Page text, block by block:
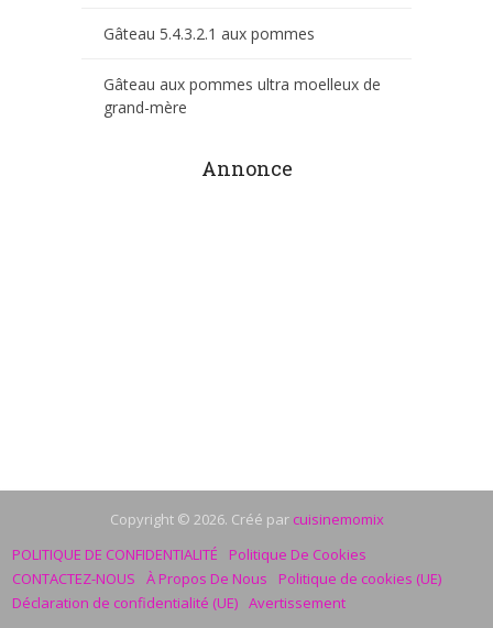
Gâteau 5.4.3.2.1 aux pommes
Gâteau aux pommes ultra moelleux de
grand-mère
Annonce
Copyright © 2026. Créé par cuisinemomix
POLITIQUE DE CONFIDENTIALITÉ
Politique De Cookies
CONTACTEZ-NOUS
À Propos De Nous
Politique de cookies (UE)
Déclaration de confidentialité (UE) Avertissement